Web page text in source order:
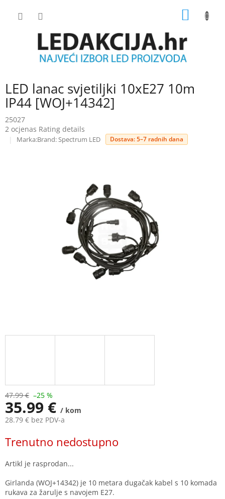
LED lanac svjetiljki 10xE27 10m
IP44 [WOJ+14342]
25027
The
average
2 ocjenas Rating details
Brand:Spectrum LED Dostava: 5–7 radnih dana
47.99 € –25 %
35.99 € / kom
28.79 € bez PDV-a
price:
Trenutno nedostupno
Girlanda (WOJ+14342) je 10 metara dugačak kabel s 10 komada
rukava za žarulje s navojem E27.